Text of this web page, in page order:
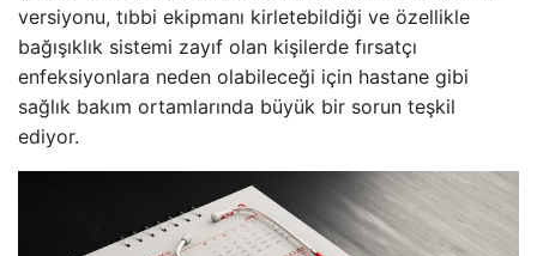
versiyonu, tıbbi ekipmanı kirletebildiği ve özellikle
bağışıklık sistemi zayıf olan kişilerde fırsatçı
enfeksiyonlara neden olabileceği için hastane gibi
sağlık bakım ortamlarında büyük bir sorun teşkil
ediyor.